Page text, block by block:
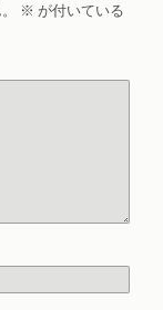
※ が付いている